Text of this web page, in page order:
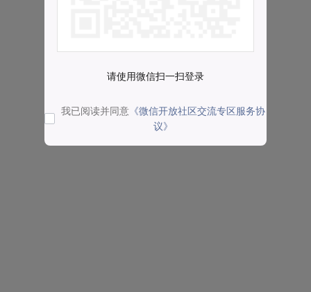
请使用微信扫一扫登录
我已阅读并同意 《微信开放社区交流专区服务协
议》